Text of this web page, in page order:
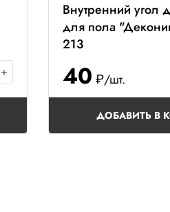
Внутренний угол
для пола
213
40 ₽/шт.
ДОБАВИТЬ В